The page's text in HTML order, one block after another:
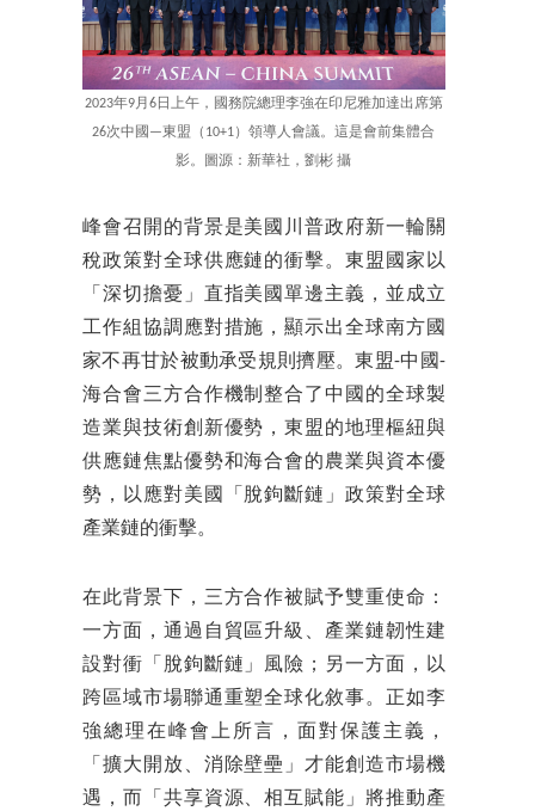
2023年9月6日上午，國務院總理李強在印尼雅加達出席第
26次中國—東盟（10+1）領導人會議。這是會前集體合
影。圖源：新華社，劉彬 攝
峰會召開的背景是美國川普政府新一輪關
稅政策對全球供應鏈的衝擊。東盟國家以
「深切擔憂」直指美國單邊主義，並成立
工作組協調應對措施，顯示出全球南方國
家不再甘於被動承受規則擠壓。東盟-中國-
海合會三方合作機制整合了中國的全球製
造業與技術創新優勢，東盟的地理樞紐與
供應鏈焦點優勢和海合會的農業與資本優
勢，以應對美國「脫鉤斷鏈」政策對全球
產業鏈的衝擊。
在此背景下，三方合作被賦予雙重使命：
一方面，通過自貿區升級、產業鏈韌性建
設對衝「脫鉤斷鏈」風險；另一方面，以
跨區域市場聯通重塑全球化敘事。正如李
強總理在峰會上所言，面對保護主義，
「擴大開放、消除壁壘」才能創造市場機
遇，而「共享資源、相互賦能」將推動產